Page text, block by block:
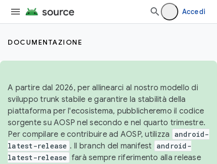
Accedi
DOCUMENTAZIONE
A partire dal 2026, per allinearci al nostro modello di
sviluppo trunk stabile e garantire la stabilità della
piattaforma per l'ecosistema, pubblicheremo il codice
sorgente su AOSP nel secondo e nel quarto trimestre.
Per compilare e contribuire ad AOSP, utilizza
android-
latest-release . Il branch del manifest android-
latest-release farà sempre riferimento alla release